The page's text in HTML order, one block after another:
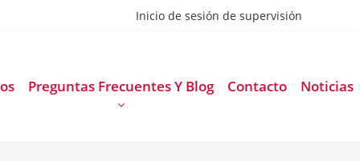
Inicio de sesión de supervisión
Preguntas Frecuentes Y Blog Contacto Noticias